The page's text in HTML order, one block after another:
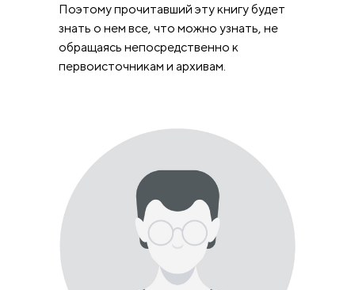
Поэтому прочитавший эту книгу будет
знать о нем все, что можно узнать, не
обращаясь непосредственно к
первоисточникам и архивам.